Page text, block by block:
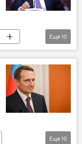
СНГ
Еще 10
Еще 10